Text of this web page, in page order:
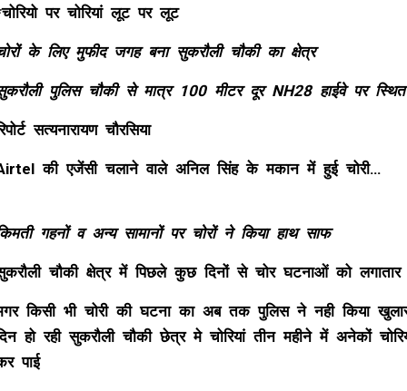
पर चोरियां लूट पर लूट
के लिए मुफीद जगह बना सुकरौली चौकी का क्षेत्र
पुलिस चौकी से मात्र 100 मीटर दूर NH28 हाईवे पर
सत्यनारायण चौरसिया
की एजेंसी चलाने वाले अनिल सिंह के मकान में हुई चोरी…
गहनों व अन्य सामानों पर चोरों ने किया हाथ साफ
चौकी क्षेत्र में पिछले कुछ दिनों से चोर घटनाओं को
किसी भी चोरी की घटना का अब तक पुलिस ने नही किया
हो रही सुकरौली चौकी छेत्र मे चोरियां तीन महीने में अनेकों
पाई